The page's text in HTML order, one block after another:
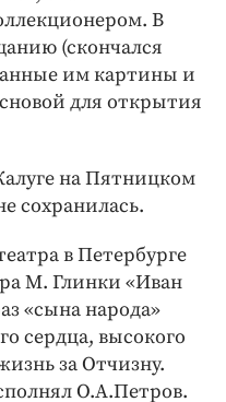
В
(скончался
им картины и
для открытия
на Пятницком
сохранилась.
в Петербурге
М. Глинки «Иван
«сына народа»
сердца, высокого
за Отчизну.
О.А.Петров.